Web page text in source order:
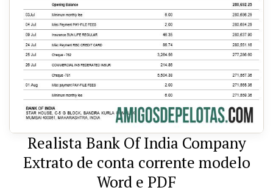
Realista Bank Of India Company
Extrato de conta corrente modelo
Word e PDF